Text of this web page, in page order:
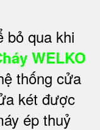
bỏ qua khi
WELKO
thống cửa
két được
ép thuỷ